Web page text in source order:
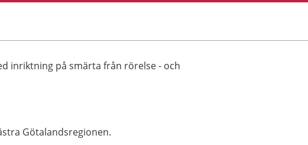
inriktning på smärta från rörelse - och
Götalandsregionen.